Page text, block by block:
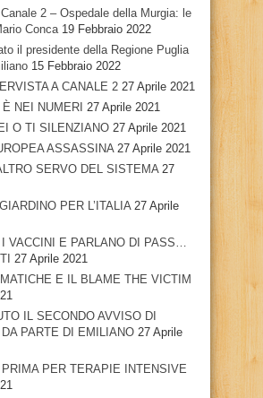
2 – Ospedale della Murgia: le
Conca 19 Febbraio 2022
il presidente della Regione Puglia
15 Febbraio 2022
A CANALE 2 27 Aprile 2021
NEI NUMERI 27 Aprile 2021
O TI SILENZIANO 27 Aprile 2021
ASSASSINA 27 Aprile 2021
SERVO DEL SISTEMA 27
PER L’ITALIA 27 Aprile
VACCINI E PARLANO DI PASS…
27 Aprile 2021
E IL BLAME THE VICTIM
IL SECONDO AVVISO DI
PARTE DI EMILIANO 27 Aprile
PRIMA PER TERAPIE INTENSIVE